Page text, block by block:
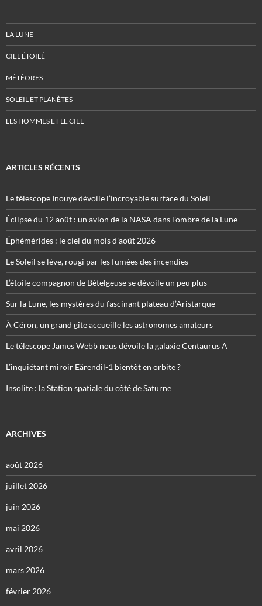
LA LUNE
CIEL ÉTOILÉ
MÉTÉORES
SOLEIL ET PLANÈTES
LES HOMMES ET LE CIEL
ARTICLES RÉCENTS
Le télescope Inouye dévoile l’incroyable surface du Soleil
Éclipse du 12 août : un avion de la NASA dans l’ombre de la Lune
Éphémérides : le ciel du mois d’août 2026
Le Soleil se lève, rougi par les fumées des incendies
L’étoile compagnon de Bételgeuse se dévoile un peu plus
Sur la Lune, les mystères du fascinant plateau d’Aristarque
À Céron, un grand gîte accueille les astronomes amateurs
Le télescope James Webb nous dévoile la galaxie Centaurus A
L’inquiétant miroir Eärendil-1 bientôt en orbite ?
Insolite : la Station spatiale du côté de Saturne
ARCHIVES
août 2026
juillet 2026
juin 2026
mai 2026
avril 2026
mars 2026
février 2026